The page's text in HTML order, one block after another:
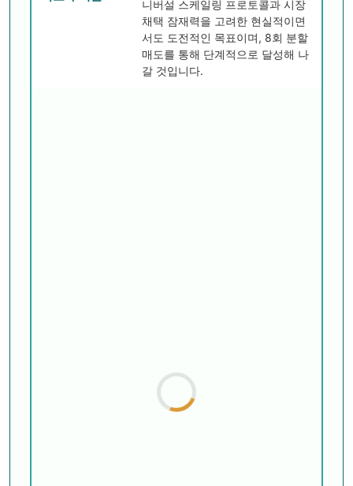
니버설 스케일링 프로토콜과 시장
채택 잠재력을 고려한 현실적이면
서도 도전적인 목표이며, 8회 분할
매도를 통해 단계적으로 달성해 나
갈 것입니다.